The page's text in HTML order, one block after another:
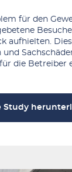
für den
aufhielten.
die Betreiber
Study